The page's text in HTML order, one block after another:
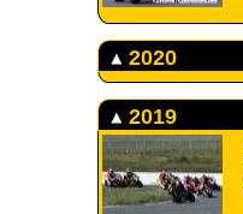
2020
2019